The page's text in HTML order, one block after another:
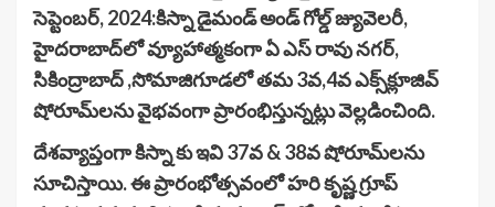
సెప్టెంబర్, 2024:కిస్నా డైమండ్ అండ్ గోల్డ్ జ్యువెలరీ,
హైదరాబాద్‌లో వ్యూహాత్మకంగా ఏ ఎస్ రావు నగర్,
సికింద్రాబాద్ ,సోమాజిగూడలో తమ 3వ,4వ ఎక్స్‌క్లూజివ్
షోరూమ్‌లను వైభవంగా ప్రారంభిస్తున్నట్లు వెల్లడించింది.
దేశవ్యాప్తంగా కిస్నా కు ఇవి 37వ & 38వ షోరూమ్‌లను
సూచిస్తాయి. ఈ ప్రారంభోత్సవంలో హరి కృష్ణ గ్రూప్